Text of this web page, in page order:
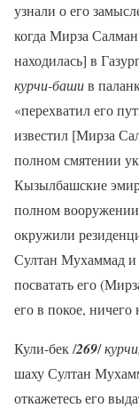
узнали о его
когда Мирза
находилась] в
курчи-башив
«перехватил его
известил [Мирза
полном смятении
Кызылбашские
полном
окружили
Султан Мухаммад и
посватать его
его в покое,
Кули-бек /269/курчи,
шаху Султан
откажетесь его